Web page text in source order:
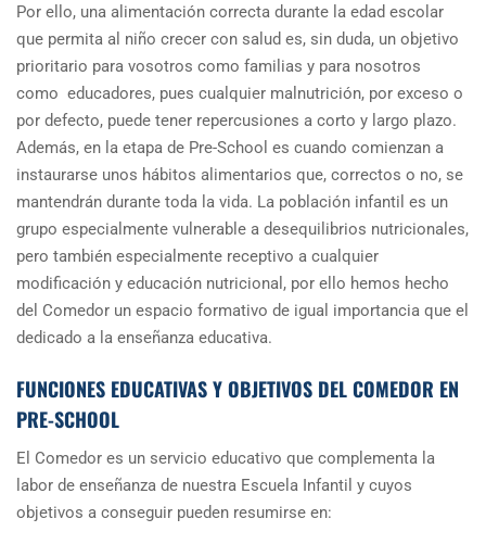
Por ello, una alimentación correcta durante la edad escolar
que permita al niño crecer con salud es, sin duda, un objetivo
prioritario para vosotros como familias y para nosotros
como educadores, pues cualquier malnutrición, por exceso o
por defecto, puede tener repercusiones a corto y largo plazo.
Además, en la etapa de Pre-School es cuando comienzan a
instaurarse unos hábitos alimentarios que, correctos o no, se
mantendrán durante toda la vida. La población infantil es un
grupo especialmente vulnerable a desequilibrios nutricionales,
pero también especialmente receptivo a cualquier
modificación y educación nutricional, por ello hemos hecho
del Comedor un espacio formativo de igual importancia que el
dedicado a la enseñanza educativa.
FUNCIONES EDUCATIVAS Y OBJETIVOS DEL COMEDOR EN
PRE-SCHOOL
El Comedor es un servicio educativo que complementa la
labor de enseñanza de nuestra Escuela Infantil y cuyos
objetivos a conseguir pueden resumirse en: